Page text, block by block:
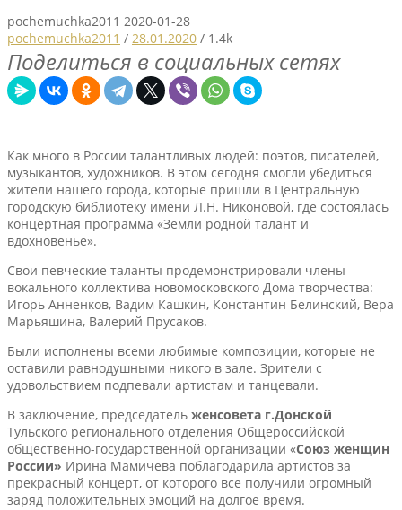
pochemuchka2011 2020-01-28
pochemuchka2011 / 28.01.2020 / 1.4k
Поделиться в социальных сетях
Как много в России талантливых людей: поэтов, писателей,
музыкантов, художников. В этом сегодня смогли убедиться
жители нашего города, которые пришли в Центральную
городскую библиотеку имени Л.Н. Никоновой, где состоялась
концертная программа «Земли родной талант и
вдохновенье». ​
Свои певческие таланты продемонстрировали члены
вокального коллектива новомосковского Дома творчества:
Игорь Анненков, Вадим Кашкин, Константин Белинский, Вера
Марьяшина, Валерий Прусаков.
Были исполнены всеми любимые композиции, которые не
оставили равнодушными никого в зале. Зрители с
удовольствием подпевали артистам и танцевали.
В заключение, председатель женсовета г.Донской
Тульского регионального отделения Общероссийской
общественно-государственной организации «Союз женщин
России» Ирина Мамичева поблагодарила артистов за
прекрасный концерт, от которого все получили огромный
заряд положительных эмоций на долгое время. ​